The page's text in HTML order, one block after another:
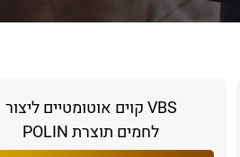
VBS קוים אוטומטיים ליצור
לחמים תוצרת POLIN